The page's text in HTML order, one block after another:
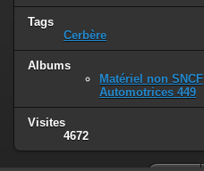
Tags
Cerbère
Albums
Matériel non SNCF
Automotrices 449
Visites
4672